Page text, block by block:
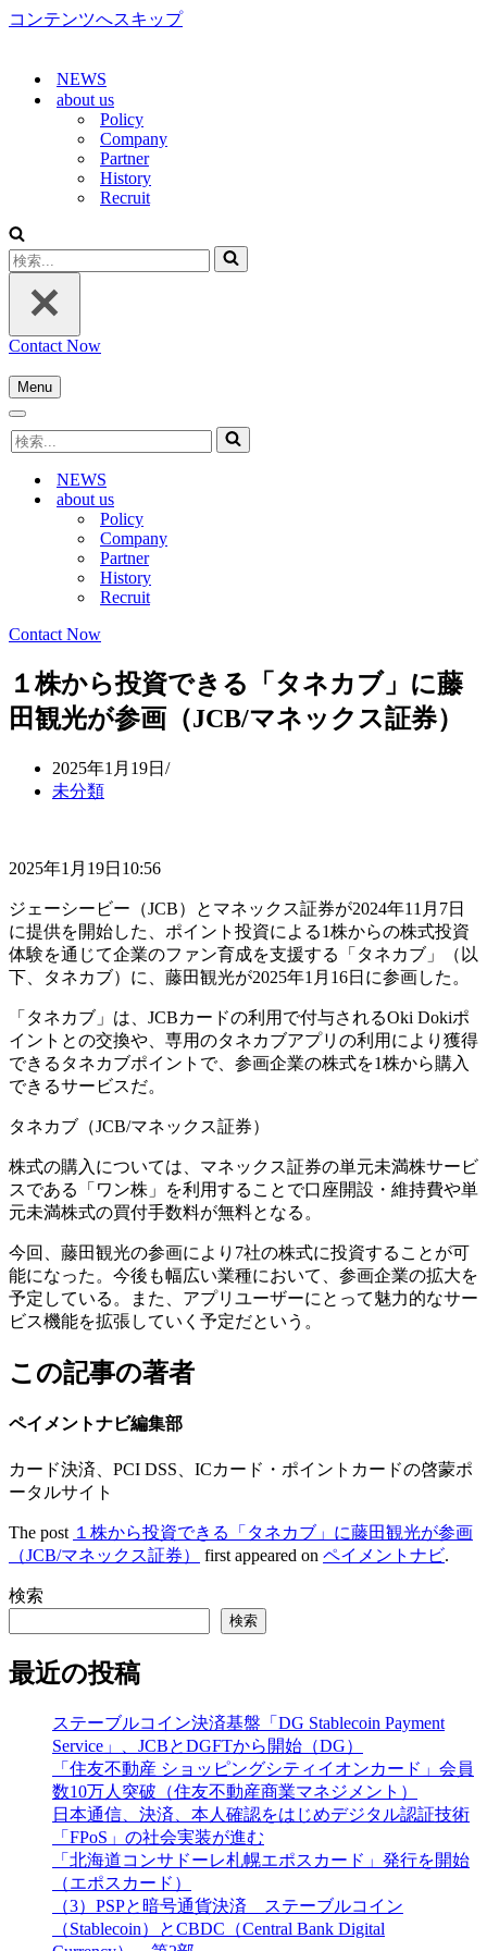
コンテンツへスキップ
NEWS
about us
Policy
Company
Partner
History
Recruit
検
索...
Contact Now
Menu
ナ
ゲ
シ
ョ
ナ
ビ
検
索...
NEWS
about us
Policy
Company
Partner
History
Recruit
Contact Now
１株から投資できる「タネカブ」に藤
田観光が参画（JCB/マネックス証券）
2025年1月19日
未分類
2025年1月19日10:56
ジェーシービー（JCB）とマネックス証券が2024年11月7日
に提供を開始した、ポイント投資による1株からの株式投資
体験を通じて企業のファン育成を支援する「タネカブ」（以
下、タネカブ）に、藤田観光が2025年1月16日に参画した。
「タネカブ」は、JCBカードの利用で付与されるOki Dokiポ
イントとの交換や、専用のタネカブアプリの利用により獲得
できるタネカブポイントで、参画企業の株式を1株から購入
できるサービスだ。
タネカブ（JCB/マネックス証券）
株式の購入については、マネックス証券の単元未満株サービ
スである「ワン株」を利用することで口座開設・維持費や単
元未満株式の買付手数料が無料となる。
今回、藤田観光の参画により7社の株式に投資することが可
能になった。今後も幅広い業種において、参画企業の拡大を
予定している。また、アプリユーザーにとって魅力的なサー
ビス機能を拡張していく予定だという。
この記事の著者
ペイメントナビ編集部
カード決済、PCI DSS、ICカード・ポイントカードの啓蒙ポ
ータルサイト
The post １株から投資できる「タネカブ」に藤田観光が参画
（JCB/マネックス証券）
first appeared on ペイメントナビ.
検索
検索
最近の投稿
ステーブルコイン決済基盤「DG Stablecoin Payment
Service」、JCBとDGFTから開始（DG）
「住友不動産 ショッピングシティイオンカード」会員
数10万人突破（住友不動産商業マネジメント）
日本通信、決済、本人確認をはじめデジタル認証技術
「FPoS」の社会実装が進む
「北海道コンサドーレ札幌エポスカード」発行を開始
（エポスカード）
（3）PSPと暗号通貨決済 ステーブルコイン
（Stablecoin）とCBDC（Central Bank Digital